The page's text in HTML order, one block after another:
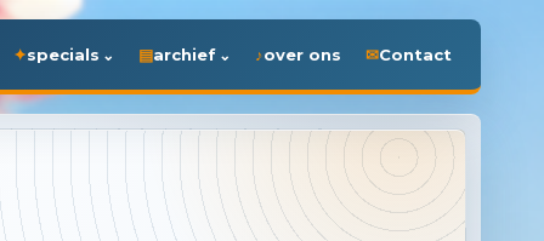
specials archief over ons Contact